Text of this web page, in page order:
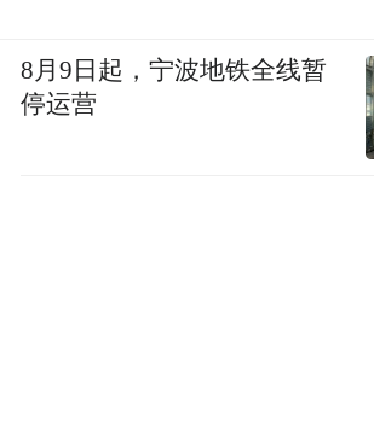
8月9日起，宁波地铁全线暂
停运营